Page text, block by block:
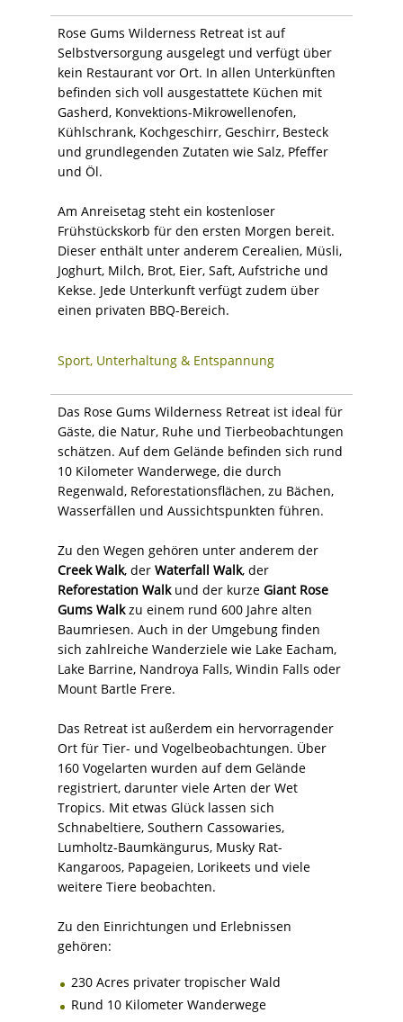
Rose Gums Wilderness Retreat ist auf
Selbstversorgung ausgelegt und verfügt über
kein Restaurant vor Ort. In allen Unterkünften
befinden sich voll ausgestattete Küchen mit
Gasherd, Konvektions-Mikrowellenofen,
Kühlschrank, Kochgeschirr, Geschirr, Besteck
und grundlegenden Zutaten wie Salz, Pfeffer
und Öl.
Am Anreisetag steht ein kostenloser
Frühstückskorb für den ersten Morgen bereit.
Dieser enthält unter anderem Cerealien, Müsli,
Joghurt, Milch, Brot, Eier, Saft, Aufstriche und
Kekse. Jede Unterkunft verfügt zudem über
einen privaten BBQ-Bereich.
Sport, Unterhaltung & Entspannung
Das Rose Gums Wilderness Retreat ist ideal für
Gäste, die Natur, Ruhe und Tierbeobachtungen
schätzen. Auf dem Gelände befinden sich rund
10 Kilometer Wanderwege, die durch
Regenwald, Reforestationsflächen, zu Bächen,
Wasserfällen und Aussichtspunkten führen.
Zu den Wegen gehören unter anderem der
Creek Walk, der Waterfall Walk, der
Reforestation Walkund der kurze Giant Rose
Gums Walkzu einem rund 600 Jahre alten
Baumriesen. Auch in der Umgebung finden
sich zahlreiche Wanderziele wie Lake Eacham,
Lake Barrine, Nandroya Falls, Windin Falls oder
Mount Bartle Frere.
Das Retreat ist außerdem ein hervorragender
Ort für Tier- und Vogelbeobachtungen. Über
160 Vogelarten wurden auf dem Gelände
registriert, darunter viele Arten der Wet
Tropics. Mit etwas Glück lassen sich
Schnabeltiere, Southern Cassowaries,
Lumholtz-Baumkängurus, Musky Rat-
Kangaroos, Papageien, Lorikeets und viele
weitere Tiere beobachten.
Zu den Einrichtungen und Erlebnissen
gehören:
230 Acres privater tropischer Wald
Rund 10 Kilometer Wanderwege